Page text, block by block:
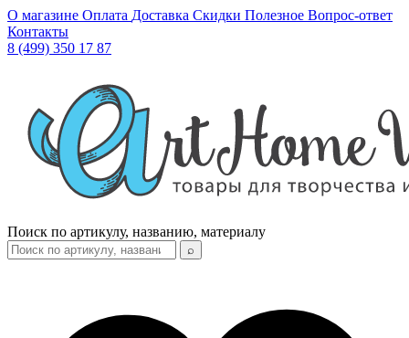
О магазине Оплата Доставка Скидки Полезное Вопрос-ответ
Контакты
8 (499) 350 17 87
Поиск по артикулу, названию, материалу
⌕